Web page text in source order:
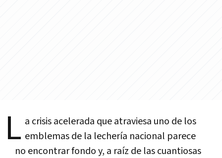
L a crisis acelerada que atraviesa uno de los
emblemas de la lechería nacional parece
no encontrar fondo y, a raíz de las cuantiosas